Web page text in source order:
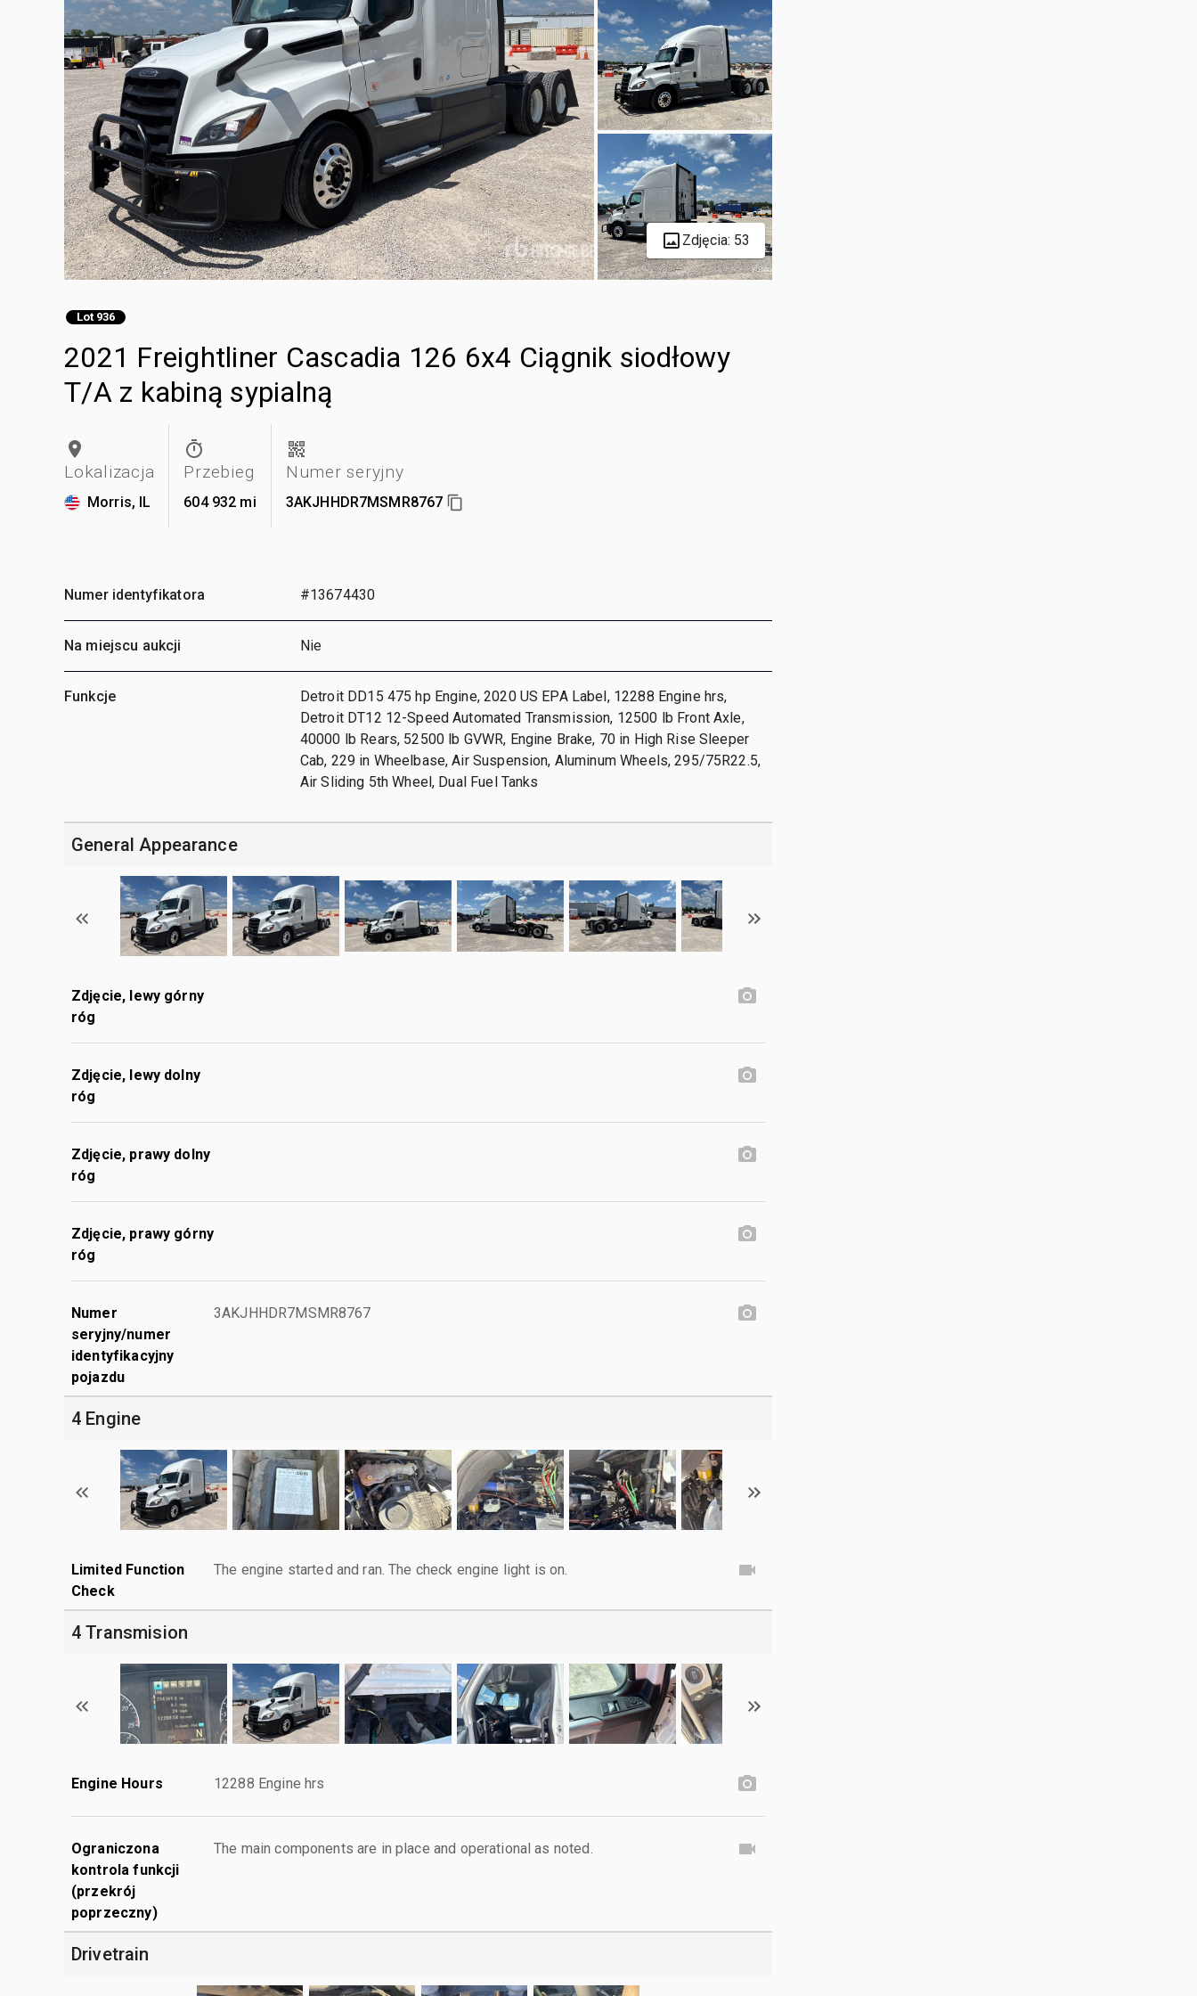
Zdjęcia: 53
Lot 936
2021 Freightliner Cascadia 126 6x4 Ciągnik siodłowy
T/A z kabiną sypialną
Lokalizacja
Morris, IL
Przebieg
604 932 mi
Numer seryjny
3AKJHHDR7MSMR8767
Numer identyfikatora #13674430
Na miejscu aukcji Nie
Funkcje
Detroit DD15 475 hp Engine, 2020 US EPA Label, 12288 Engine hrs,
Detroit DT12 12-Speed Automated Transmission, 12500 lb Front Axle,
40000 lb Rears, 52500 lb GVWR, Engine Brake, 70 in High Rise Sleeper
Cab, 229 in Wheelbase, Air Suspension, Aluminum Wheels, 295/75R22.5,
Air Sliding 5th Wheel, Dual Fuel Tanks
General Appearance
Zdjęcie, lewy górny
róg
Zdjęcie, lewy dolny
róg
Zdjęcie, prawy dolny
róg
Zdjęcie, prawy górny
róg
Numer
seryjny/numer
identyfikacyjny
pojazdu
3AKJHHDR7MSMR8767
4 Engine
Limited Function
Check
The engine started and ran. The check engine light is on.
4 Transmision
Engine Hours 12288 Engine hrs
Ograniczona
kontrola funkcji
(przekrój
poprzeczny)
The main components are in place and operational as noted.
Drivetrain